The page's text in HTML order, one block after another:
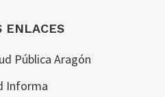
ENLACES
Pública Aragón
Informa